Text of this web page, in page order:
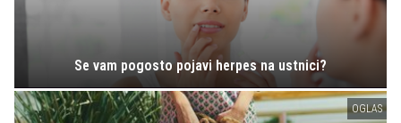
Se vam pogosto pojavi herpes na ustnici?
OGLAS